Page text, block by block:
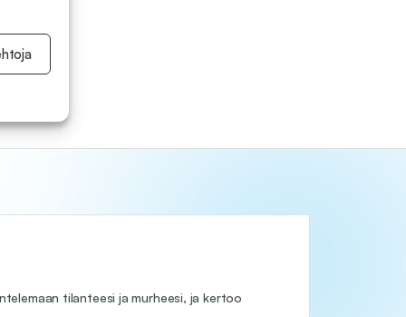
tilanteesi ja murheesi, ja kertoo